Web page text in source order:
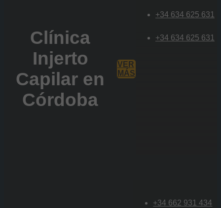
Clínica
Injerto
Capilar en
Córdoba
VER
MÁS
+34 634 625 631
+34 634 625 631
+34 662 931 434